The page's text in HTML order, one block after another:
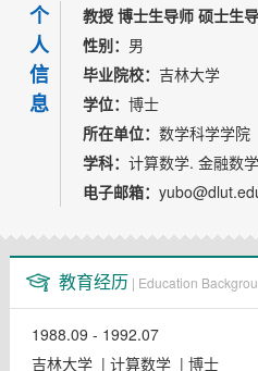
招生信息
学生信息
我的相册
教师博客
个
人
信
息
教授 博士生导师 硕士生
性别： 男
毕业院校： 吉林大学
学位： 博士
所在单位： 数学科学学院
学科： 计算数学. 金融数
电子邮箱：
教育经历 | Education
1988.09 - 1992.07
吉林大学 | 计算数学 | 博士